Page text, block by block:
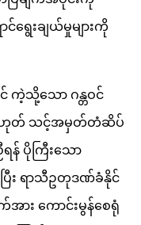
ေးချယ်မှုများကို
င် ကဲ့သို့သော ဂန္တဝင်
မဟုတ် သင့်အမှတ်တံဆိပ်
ပိုကြီးသော
ြီး ရာသီဥတုဒဏ်ခံနိုင်
ား ကောင်းမွန်စေရုံ